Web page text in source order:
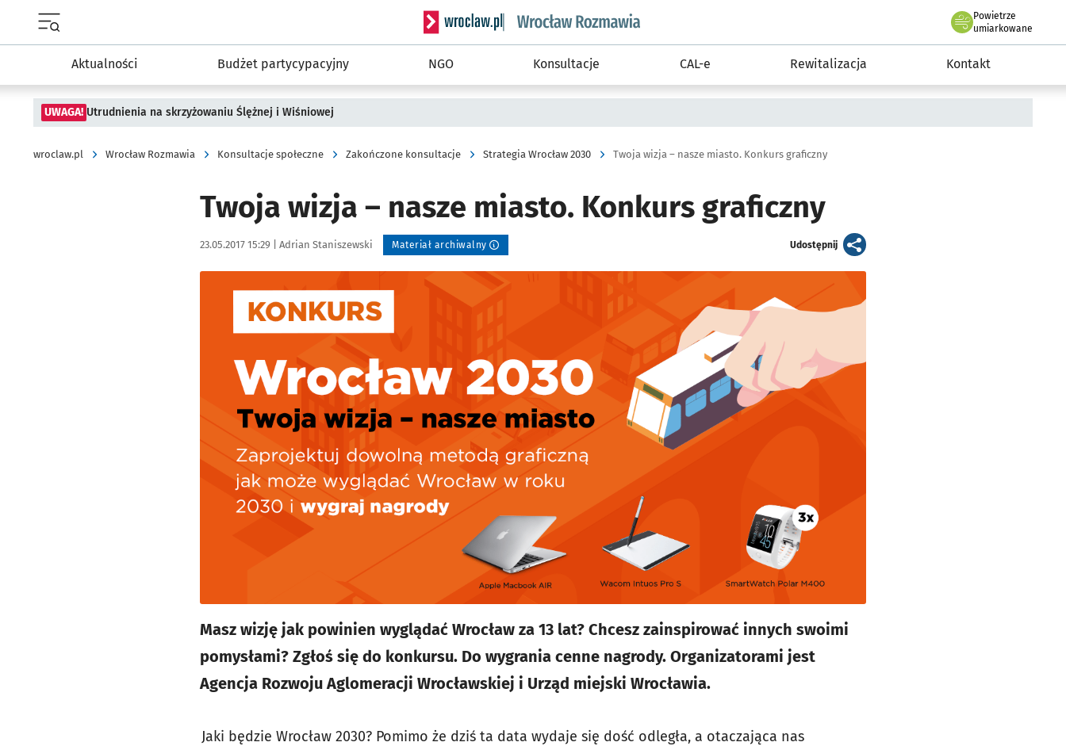
Serwis informacyjny wroclaw.pl podserwis: Rozmawia
Powietrze
we Wrocławiu
umiarkowane
Aktualności Budżet partycypacyjny NGO Konsultacje CAL-e Rewitalizacja Kontakt
UWAGA! Utrudnienia na skrzyżowaniu Ślężnej i Wiśniowej
wroclaw.pl Wrocław Rozmawia Konsultacje społeczne Zakończone konsultacje Strategia Wrocław 2030 Twoja wizja – nasze miasto. Konkurs graficzny
Twoja wizja – nasze miasto. Konkurs graficzny
Data publikacji:
23.05.2017 15:29 | Autor:
Adrian Staniszewski Materiał archiwalny Udostępnijartykuł
Masz wizję jak powinien wyglądać Wrocław za 13 lat? Chcesz zainspirować innych swoimi
pomysłami? Zgłoś się do konkursu. Do wygrania cenne nagrody. Organizatorami jest
Agencja Rozwoju Aglomeracji Wrocławskiej i Urząd miejski Wrocławia.
Jaki będzie Wrocław 2030? Pomimo że dziś ta data wydaje się dość odległa, a otaczająca nas